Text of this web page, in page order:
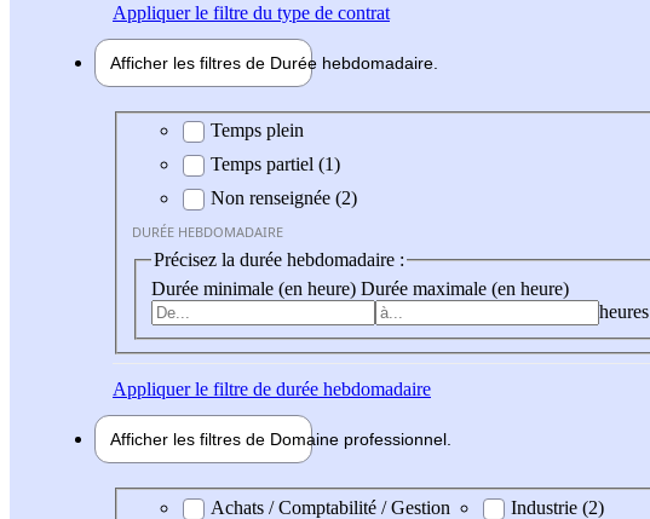
Appliquerle filtre du type de contrat
Afficher les filtres de Durée hebdomadaire
Durée hebdomadaire
Temps plein
Temps partiel (1)
Non renseignée (2)
DURÉE HEBDOMADAIRE
Précisez la durée hebdomadaire :
Durée minimale (en heure) Durée maximale (en heure)
heures
Appliquerle filtre de durée hebdomadaire
Afficher les filtres de Domaine professionnel
Domaine professionel
Achats / Comptabilité / Gestion
Industrie (2)